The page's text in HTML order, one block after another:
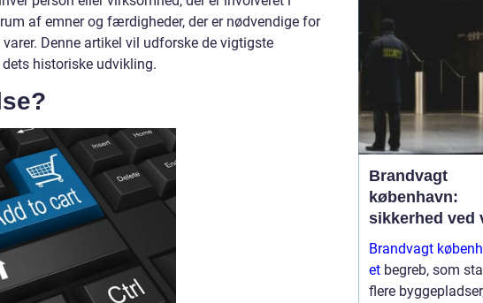
af emner og færdigheder, der er nødvendige for
Denne artikel vil udforske de vigtigste
historiske udvikling.
Brandvagt
københavn:
sikkerhed ved
arbejde og
Brandvagt
et begreb, som
flere